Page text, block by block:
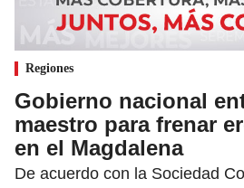
Regiones
Gobierno nacional
maestro para frenar
en el Magdalena
De acuerdo con la Sociedad